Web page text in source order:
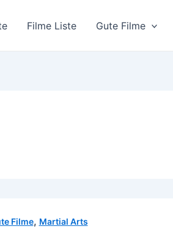
Filme Liste Gute Filme
Filme, Martial Arts